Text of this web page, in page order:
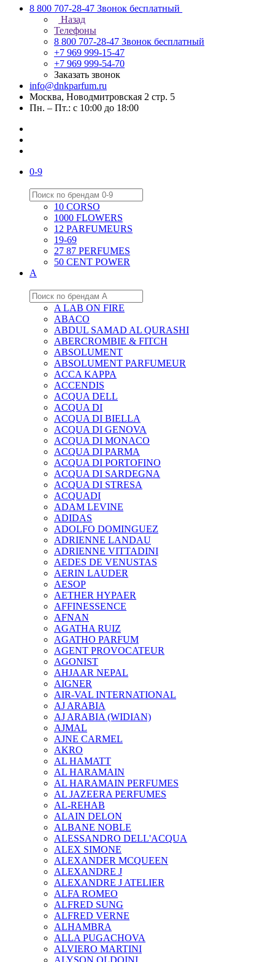
8 800 707-28-47 Звонок бесплатный
Назад
Телефоны
8 800 707-28-47 Звонок бесплатный
+7 969 999-15-47
+7 969 999-54-70
Заказать звонок
info@dnkparfum.ru
Москва, Новодмитровская 2 стр. 5
Пн. – Пт.: с 10:00 до 18:00
0-9
10 CORSO
1000 FLOWERS
12 PARFUMEURS
19-69
27 87 PERFUMES
50 CENT POWER
A
A LAB ON FIRE
ABACO
ABDUL SAMAD AL QURASHI
ABERCROMBIE & FITCH
ABSOLUMENT
ABSOLUMENT PARFUMEUR
ACCA KAPPA
ACCENDIS
ACQUA DELL
ACQUA DI
ACQUA DI BIELLA
ACQUA DI GENOVA
ACQUA DI MONACO
ACQUA DI PARMA
ACQUA DI PORTOFINO
ACQUA DI SARDEGNA
ACQUA DI STRESA
ACQUADI
ADAM LEVINE
ADIDAS
ADOLFO DOMINGUEZ
ADRIENNE LANDAU
ADRIENNE VITTADINI
AEDES DE VENUSTAS
AERIN LAUDER
AESOP
AETHER HYPAER
AFFINESSENCE
AFNAN
AGATHA RUIZ
AGATHO PARFUM
AGENT PROVOCATEUR
AGONIST
AHJAAR NEPAL
AIGNER
AIR-VAL INTERNATIONAL
AJ ARABIA
AJ ARABIA (WIDIAN)
AJMAL
AJNE CARMEL
AKRO
AL HAMATT
AL HARAMAIN
AL HARAMAIN PERFUMES
AL JAZEERA PERFUMES
AL-REHAB
ALAIN DELON
ALBANE NOBLE
ALESSANDRO DELL'ACQUA
ALEX SIMONE
ALEXANDER MCQUEEN
ALEXANDRE J
ALEXANDRE J ATELIER
ALFA ROMEO
ALFRED SUNG
ALFRED VERNE
ALHAMBRA
ALLA PUGACHOVA
ALVIERO MARTINI
ALYSON OLDOINI